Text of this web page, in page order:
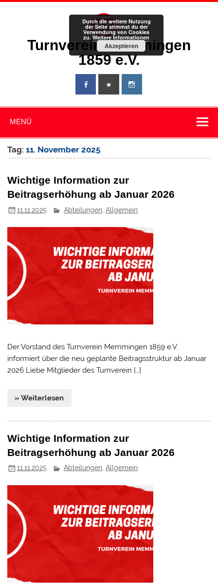
Zum
Turnverein Memmingen
1859 e.V.
MENÜ
Tag:11. November 2025
Wichtige Information zur
Beitragserhöhung ab Januar 2026
11.11.2025 Abteilungen ,Allgemein
Der Vorstand des Turnverein Memmingen 1859 e.V.
informiert über die neu geplante Beitragsstruktur ab Januar
2026 Liebe Mitglieder des Turnverein […]
» Weiterlesen
Wichtige Information zur
Beitragserhöhung ab Januar 2026
11.11.2025 Abteilungen,Allgemein
Durch die weitere Nutzung
der Seite stimmst du der
Verwendung von Cookies
zu. Weitere Informationen
Akzeptieren